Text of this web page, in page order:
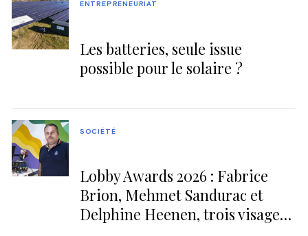
Les batteries, seule issue
possible pour le solaire ?
ENTREPRENEURIAT
Lobby Awards 2026 : Fabrice
Brion, Mehmet Sandurac et
Delphine Heenen, trois visages
SOCIÉTÉ